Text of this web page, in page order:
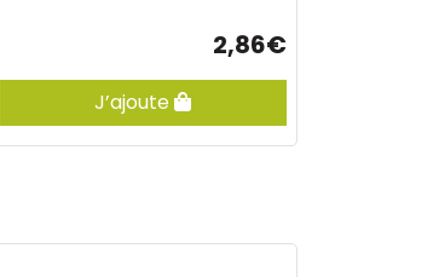
2,86€
J’ajoute